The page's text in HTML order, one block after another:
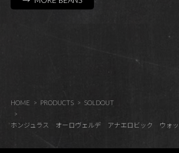
HOME PRODUCTS SOLDOUT
ホンジュラス オーロヴェルデ アナエロビック ウォ